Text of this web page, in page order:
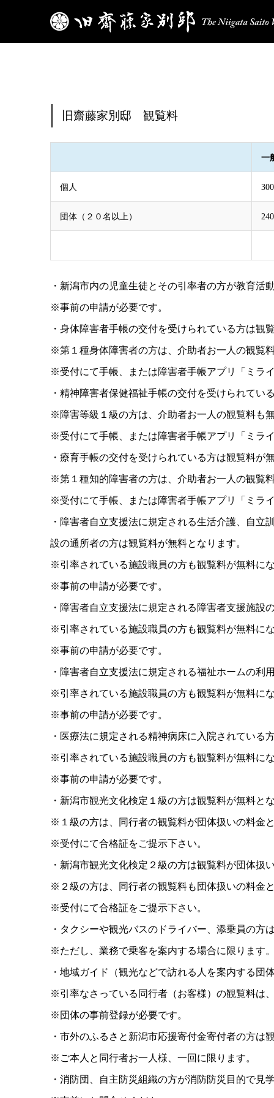
旧齋藤家別邸 観覧料
一
個人
団体（２０名以上）
・新潟市内の児童生徒とその引率者の方が教育活
※事前の申請が必要です。
・身体障害者手帳の交付を受けられている方は観
※第１種身体障害者の方は、介助者お一人の観覧
※受付にて手帳、または障害者手帳アプリ「ミラ
・精神障害者保健福祉手帳の交付を受けられてい
※障害等級１級の方は、介助者お一人の観覧料も無
※受付にて手帳、または障害者手帳アプリ「ミラ
・療育手帳の交付を受けられている方は観覧料が
※第１種知的障害者の方は、介助者お一人の観覧
※受付にて手帳、または障害者手帳アプリ「ミラ
・障害者自立支援法に規定される生活介護、自
設の通所者の方は観覧料が無料となります。
※引率されている施設職員の方も観覧料が無料にな
※事前の申請が必要です。
・障害者自立支援法に規定される障害者支援施設
※引率されている施設職員の方も観覧料が無料にな
※事前の申請が必要です。
・障害者自立支援法に規定される福祉ホームの利
※引率されている施設職員の方も観覧料が無料にな
※事前の申請が必要です。
・医療法に規定される精神病床に入院されている
※引率されている施設職員の方も観覧料が無料にな
※事前の申請が必要です。
・新潟市観光文化検定１級の方は観覧料が無料とな
※１級の方は、同行者の観覧料が団体扱いの料金と
※受付にて合格証をご提示下さい。
・新潟市観光文化検定２級の方は観覧料が団体扱
※２級の方は、同行者の観覧料も団体扱いの料金と
※受付にて合格証をご提示下さい。
・タクシーや観光バスのドライバー、添乗員の方
※ただし、業務で乗客を案内する場合に限ります。
・地域ガイド（観光などで訪れる人を案内する団
※引率なさっている同行者（お客様）の観覧料は
※団体の事前登録が必要です。
・市外のふるさと新潟市応援寄付金寄付者の方は
※ご本人と同行者お一人様、一回に限ります。
・消防団、自主防災組織の方が消防防災目的で見